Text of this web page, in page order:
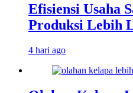
Efisiensi Usaha
Produksi Lebih
4 hari ago